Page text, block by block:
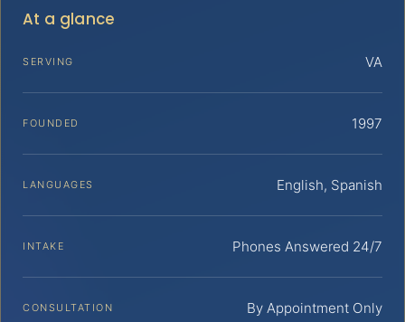
At a glance
SERVING VA
FOUNDED 1997
LANGUAGES English, Spanish
INTAKE Phones Answered 24/7
CONSULTATION By Appointment Only